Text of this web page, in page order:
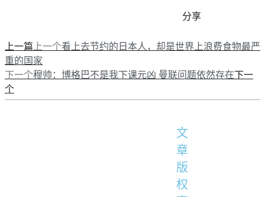
分享
上一篇 上一个看上去节约的日本人，却是世界上浪费食物最严
重的国家
下一个穆帅：博格巴不是我下课元凶 曼联问题依然存在下一
个
文
章
版
权